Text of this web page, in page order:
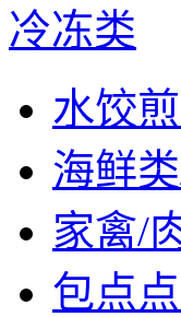
冷冻类
水饺
海鲜
家禽/
包点